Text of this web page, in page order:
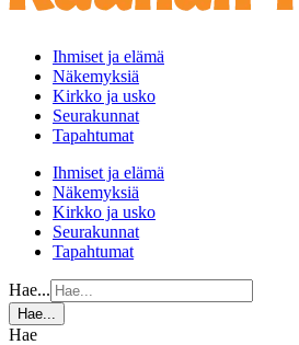
Ihmiset ja elämä
Näkemyksiä
Kirkko ja usko
Seurakunnat
Tapahtumat
Ihmiset ja elämä
Näkemyksiä
Kirkko ja usko
Seurakunnat
Tapahtumat
Hae...
Hae...
Hae